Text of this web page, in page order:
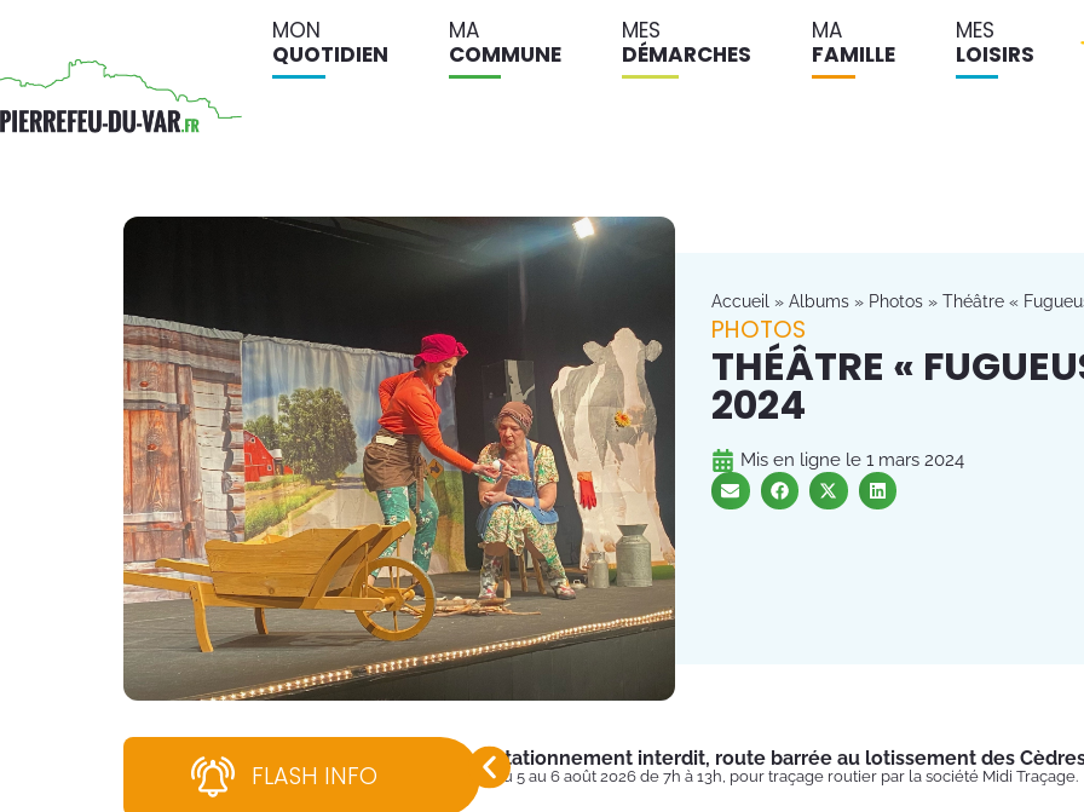
MON
QUOTIDIEN
MA
COMMUNE
MES
DÉMARCHES
MA
FAMILLE
MES
LOISIRS
Accueil » Albums » Photos » Théâtre «
PHOTOS
THÉÂTRE «
2024
Mis en ligne le 1 mars 2024
FLASH INFO
Stationnement interdit, route barrée au lotissement des
Du 5 au 6 août 2026 de 7h à 13h, pour traçage routier par la société Midi Traçage.